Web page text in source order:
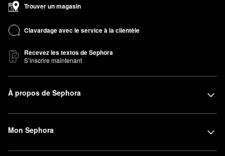
Trouver un magasin
Clavardage avec le service à la clientèle
Recevez les textos de Sephora
S’inscrire maintenant
À propos de Sephora
Mon Sephora